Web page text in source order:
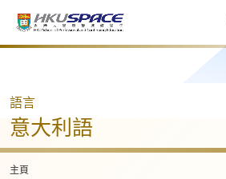
Main
語言
意大利語
主頁